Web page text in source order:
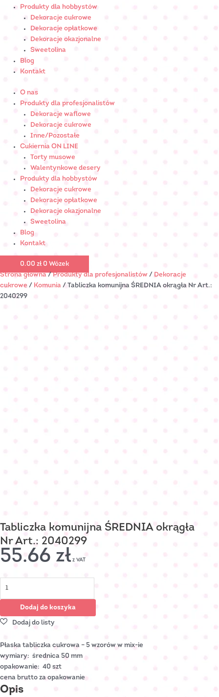
Produkty dla hobbystów
Dekoracje cukrowe
Dekoracje opłatkowe
Dekoracje okazjonalne
Sweetolina
Blog
Kontakt
O nas
Produkty dla profesjonalistów
Dekoracje waflowe
Dekoracje cukrowe
Inne/Pozostałe
Cukiernia ON LINE
Torty musowe
Walentynkowe desery
Produkty dla hobbystów
Dekoracje cukrowe
Dekoracje opłatkowe
Dekoracje okazjonalne
Sweetolina
Blog
Kontakt
0.00 zł 0 Wózek
Strona główna / Produkty dla profesjonalistów / Dekoracje
cukrowe / Komunia / Tabliczka komunijna ŚREDNIA okrągła Nr Art.:
2040299
Tabliczka komunijna ŚREDNIA okrągła
Nr Art.: 2040299
55.66 zł z VAT
Dodaj do koszyka
Płaska tabliczka cukrowa – 5 wzorów w mix-ie
wymiary: średnica 50 mm
opakowanie: 40 szt
cena brutto za opakowanie
Opis